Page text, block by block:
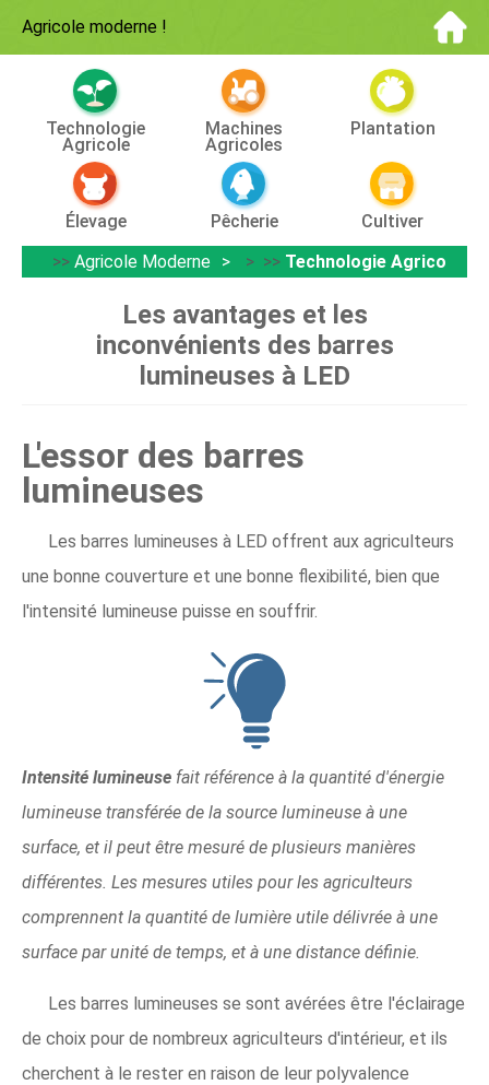
Agricole moderne !
Technologie
Agricole
Machines
Agricoles
Plantation
Élevage Pêcherie
Cultiver
>> Agricole Moderne > >> Technologie Agricole
Les avantages et les
inconvénients des barres
lumineuses à LED
L'essor des barres
lumineuses
Les barres lumineuses à LED offrent aux agriculteurs
une bonne couverture et une bonne flexibilité, bien que
l'intensité lumineuse puisse en souffrir.
Intensité lumineuse fait référence à la quantité d'énergie
lumineuse transférée de la source lumineuse à une
surface, et il peut être mesuré de plusieurs manières
différentes. Les mesures utiles pour les agriculteurs
comprennent la quantité de lumière utile délivrée à une
surface par unité de temps, et à une distance définie.
Les barres lumineuses se sont avérées être l'éclairage
de choix pour de nombreux agriculteurs d'intérieur, et ils
cherchent à le rester en raison de leur polyvalence